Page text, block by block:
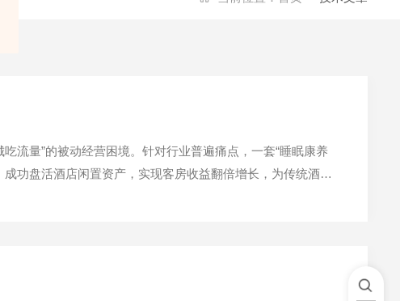
流量”的被动经营困境。针对行业普遍痛点，一套“睡眠康养
功盘活酒店闲置资产，实现客房收益翻倍增长，为传统酒店